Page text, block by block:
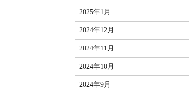
2025年1月
2024年12月
2024年11月
2024年10月
2024年9月